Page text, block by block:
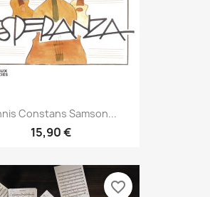
Constans Samson...
15,90 €
favorite_border